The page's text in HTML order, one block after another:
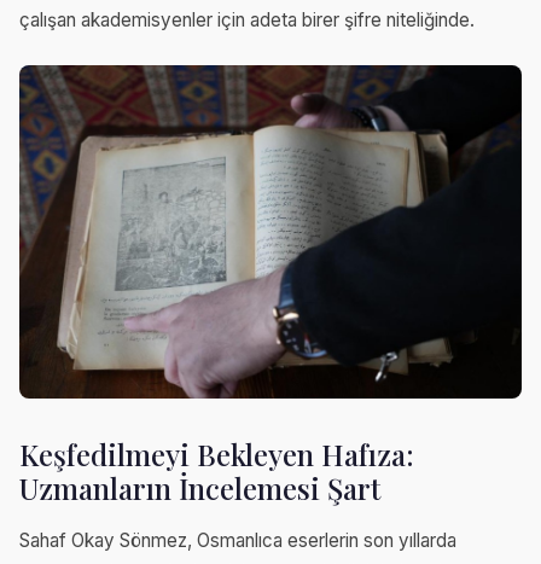
çalışan akademisyenler için adeta birer şifre niteliğinde.
Keşfedilmeyi Bekleyen Hafıza:
Uzmanların İncelemesi Şart
Sahaf Okay Sönmez, Osmanlıca eserlerin son yıllarda